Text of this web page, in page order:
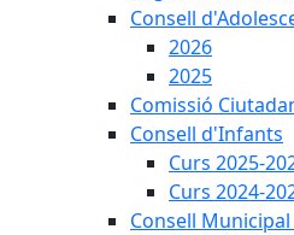
Consell
2026
2025
Comissió
Consell d'Infants
Curs 2025-
Curs 2024-
Consell